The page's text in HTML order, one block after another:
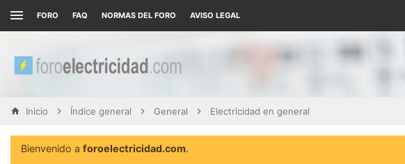
FORO FAQ NORMAS DEL FORO AVISO LEGAL
Inicio Índice general General Electricidad en general
Bienvenido a foroelectricidad.com.